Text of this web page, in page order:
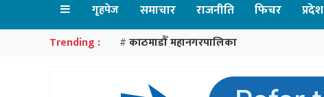
गृहपेज समाचार राजनीति फिचर प्रदेश
Trending : # काठमाडौँ महानगरपालिका